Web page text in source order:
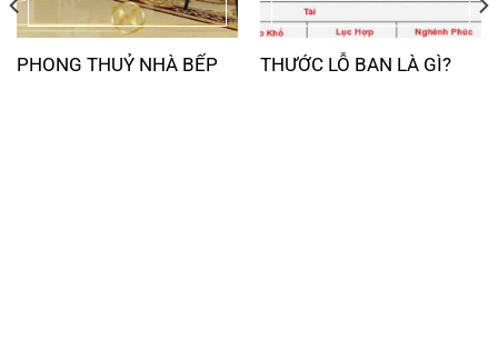
PHONG THUỶ NHÀ BẾP THƯỚC LỖ BAN LÀ GÌ?